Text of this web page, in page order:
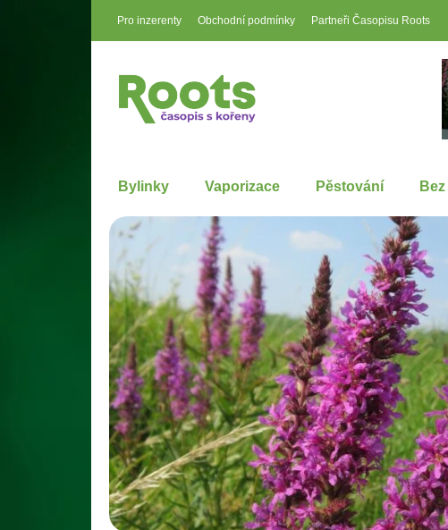
Pro inzerenty Obchodní podmínky Partneři Časopisu Roots
Bylinky Vaporizace Pěstování